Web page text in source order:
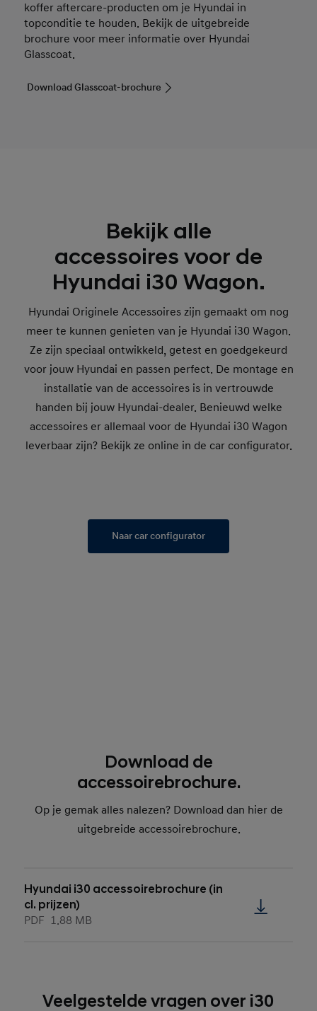
koffer aftercare-producten om je Hyundai in
topconditie te houden. Bekijk de uitgebreide
brochure voor meer informatie over Hyundai
Glasscoat.
Download Glasscoat-brochure
Bekijk alle
accessoires voor de
Hyundai i30 Wagon.
Hyundai Originele Accessoires zijn gemaakt om nog
meer te kunnen genieten van je Hyundai i30 Wagon.
Ze zijn speciaal ontwikkeld, getest en goedgekeurd
voor jouw Hyundai en passen perfect. De montage en
installatie van de accessoires is in vertrouwde
handen bij jouw Hyundai-dealer. Benieuwd welke
accessoires er allemaal voor de Hyundai i30 Wagon
leverbaar zijn? Bekijk ze online in de car configurator.
Naar car configurator
Download de
accessoirebrochure.
Op je gemak alles nalezen? Download dan hier de
uitgebreide accessoirebrochure.
Hyundai i30 accessoirebrochure (in
cl. prijzen)
PDF 1.88 MB
Veelgestelde vragen over i30